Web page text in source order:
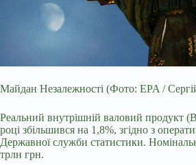
Майдан Незалежності (Фото: EPA /
Реальний внутрішній валовий продукт
році збільшився на 1,8%, згідно з
Державної служби статистики.
трлн грн.